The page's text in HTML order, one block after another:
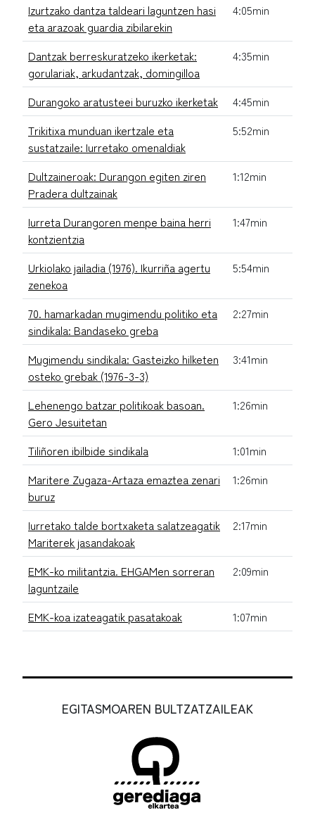
Izurtzako dantza taldeari laguntzen hasi
eta arazoak guardia zibilarekin
4:05min
Dantzak berreskuratzeko ikerketak:
gorulariak, arkudantzak, domingilloa
4:35min
Durangoko aratusteei buruzko ikerketak
4:45min
Trikitixa munduan ikertzale eta
sustatzaile: Iurretako omenaldiak
5:52min
Dultzaineroak: Durangon egiten ziren
Pradera dultzainak
1:12min
Iurreta Durangoren menpe baina herri
kontzientzia
1:47min
Urkiolako jailadia (1976). Ikurriña agertu
zenekoa
5:54min
70. hamarkadan mugimendu politiko eta
sindikala: Bandaseko greba
2:27min
Mugimendu sindikala: Gasteizko hilketen
osteko grebak (1976-3-3)
3:41min
Lehenengo batzar politikoak basoan.
Gero Jesuitetan
1:26min
Tiliñoren ibilbide sindikala
1:01min
Maritere Zugaza-Artaza emaztea zenari
buruz
1:26min
Iurretako talde bortxaketa salatzeagatik
Mariterek jasandakoak
2:17min
EMK-ko militantzia. EHGAMen sorreran
laguntzaile
2:09min
EMK-koa izateagatik pasatakoak 1:07min
EGITASMOAREN BULTZATZAILEAK